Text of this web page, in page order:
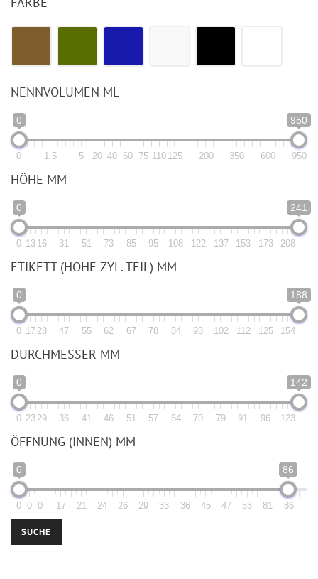
NENNVOLUMEN ML
0 950
0 1.5 5 20 40 60 75 110 125 200 350 600 950
HÖHE MM
0 241
0 13 16 31 51 73 85 95 108 122 137 153 173 208
ETIKETT (HÖHE ZYL. TEIL) MM
0 188
0 17 28 47 55 62 67 78 84 93 102 112 125 154
DURCHMESSER MM
0 142
0 23 29 36 41 46 51 57 64 70 79 91 96 123
ÖFFNUNG (INNEN) MM
0 86
0 0 0 17 21 24 26 29 33 36 45 47 53 81 86
SUCHE